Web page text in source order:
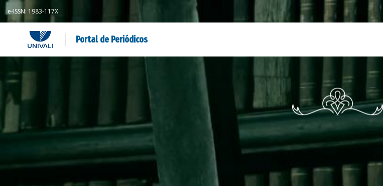
e-ISSN: 1983-117X
Portal de Periódicos